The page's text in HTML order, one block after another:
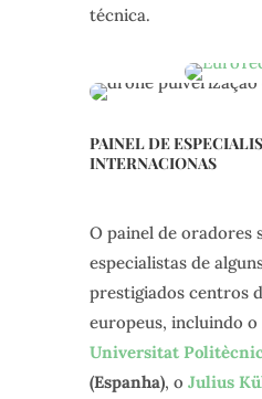
técnica.
PAINEL DE
INTERNACIONAS
O painel de oradores
especialistas de
prestigiados centros
europeus, incluindo o
Universitat
(Espanha), o Julius